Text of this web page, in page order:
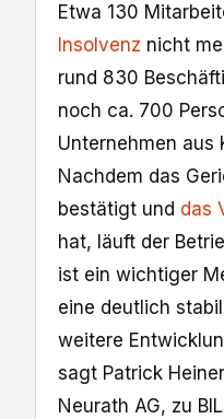
Etwa 130
Insolvenz nicht
rund 830
noch ca. 700
Unternehmen aus
Nachdem das
bestätigt und das
hat, läuft der
ist ein wichtiger
eine deutlich
weitere
sagt Patrick
Neurath AG, zu